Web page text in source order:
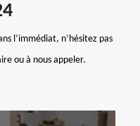
l’immédiat, n’hésitez pas
ou à nous appeler.